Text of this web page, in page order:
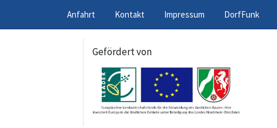
Anfahrt Kontakt Impressum DorfFunk
Gefördert von